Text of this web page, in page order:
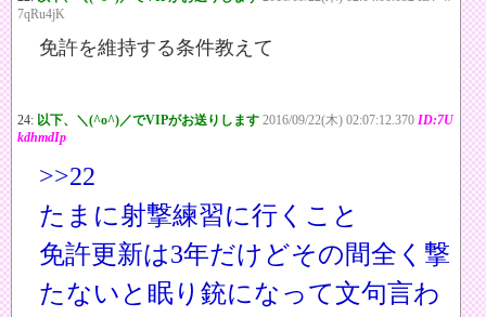
7qRu4jK
免許を維持する条件教えて
24: 以下、＼(^o^)／でVIPがお送りします 2016/09/22(木) 02:07:12.370 ID:7U
kdhmdIp
>>22
たまに射撃練習に行くこと
免許更新は3年だけどその間全く撃
たないと眠り銃になって文句言わ